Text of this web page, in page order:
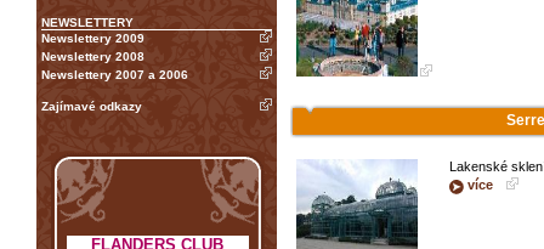
NEWSLETTERY
Newslettery 2009
Newslettery 2008
Newslettery 2007 a 2006
Zajímavé odkazy
FLANDERS CLUB
Lakenské
více